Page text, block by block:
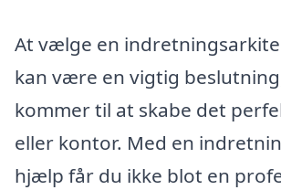
At vælge en
kan være en vigtig
kommer til at skabe det
eller kontor. Med en
hjælp får du ikke blot en